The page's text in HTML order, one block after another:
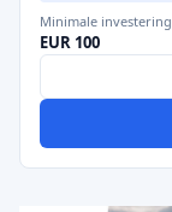
Minimale investering
EUR 100